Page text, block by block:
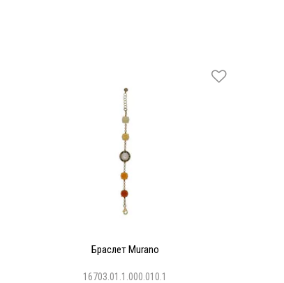
Браслет Murano
16703.01.1.000.010.1